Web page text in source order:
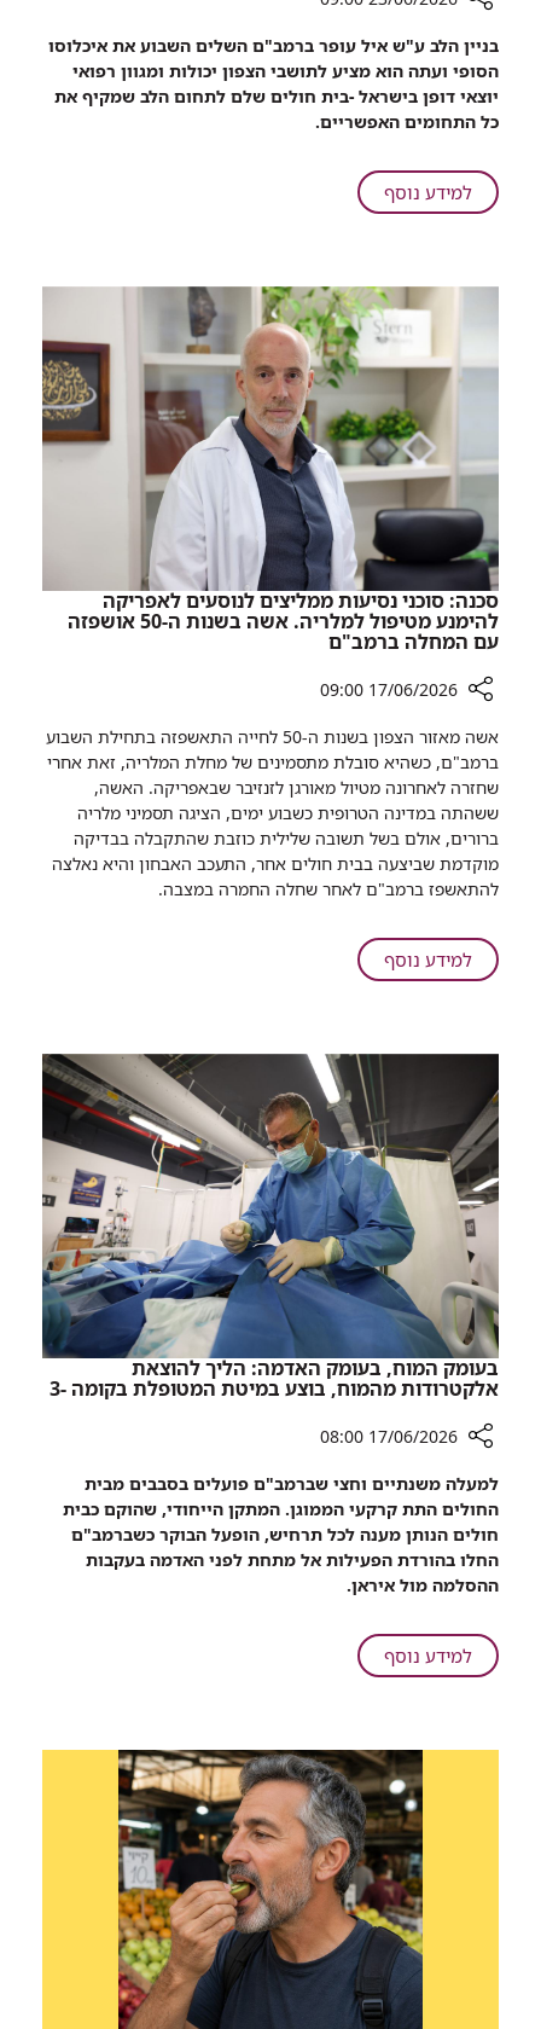
שיתוף
אימפריית
הלב
של
מתרחבת
בניין הלב ע"ש איל עופר ברמב"ם השלים השבוע את איכלוסו
הסופי ועתה הוא מציע לתושבי הצפון יכולות ומגוון רפואי
יוצאי דופן בישראל -בית חולים שלם לתחום הלב שמקיף את
כל התחומים האפשריים.
למידע נוסףעל
אימפריית
רמב"ם
מתרחבת
סכנה: סוכני נסיעות ממליצים לנוסעים לאפריקה
להימנע מטיפול למלריה. אשה בשנות ה-50 אושפזה
עם המחלה ברמב"ם
שיתוף
סכנה:
סוכני
נסיעות
ממליצים
לנוסעים
לאפריקה
מטיפול
למלריה.
ה-50
עם
המחלה
ברמב"ם
17/06/2026 09:00
אשה מאזור הצפון בשנות ה-50 לחייה התאשפזה בתחילת השבוע
ברמב"ם, כשהיא סובלת מתסמינים של מחלת המלריה, זאת אחרי
שחזרה לאחרונה מטיול מאורגן לזנזיבר שבאפריקה. האשה,
ששהתה במדינה הטרופית כשבוע ימים, הציגה תסמיני מלריה
ברורים, אולם בשל תשובה שלילית כוזבת שהתקבלה בבדיקה
מוקדמת שביצעה בבית חולים אחר, התעכב האבחון והיא נאלצה
להתאשפז ברמב"ם לאחר שחלה החמרה במצבה.
למידע נוסףעל
סכנה:
ממליצים
לנוסעים
לאפריקה
להימנע
מטיפול
למלריה.
אשה
בשנות
ה-50
אושפזה
המחלה
ברמב"ם
בעומק המוח, בעומק האדמה: הליך להוצאת
אלקטרודות מהמוח, בוצע במיטת המטופלת בקומה -3
שיתוף
בעומק
המוח,
בעומק
האדמה:
להוצאת
אלקטרודות
במיטת
17/06/2026 08:00
למעלה משנתיים וחצי שברמב"ם פועלים בסבבים מבית
החולים התת קרקעי הממוגן. המתקן הייחודי, שהוקם כבית
חולים הנותן מענה לכל תרחיש, הופעל הבוקר כשברמב"ם
החלו בהורדת הפעילות אל מתחת לפני האדמה בעקבות
ההסלמה מול איראן.
למידע נוסףעל
בעומק
האדמה:
הליך
להוצאת
אלקטרודות
מהמוח,
בוצע
במיטת
המטופלת
בקומה
-3